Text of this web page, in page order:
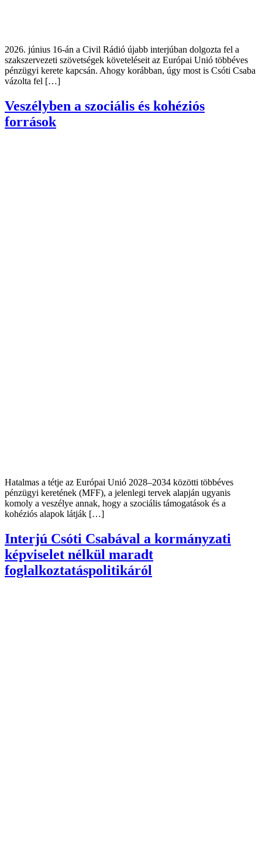
2026. június 16-án a Civil Rádió újabb interjúban dolgozta fel a
szakszervezeti szövetségek követeléseit az Európai Unió többéves
pénzügyi kerete kapcsán. Ahogy korábban, úgy most is Csóti Csaba
vázolta fel […]
Veszélyben a szociális és kohéziós
források
Hatalmas a tétje az Európai Unió 2028–2034 közötti többéves
pénzügyi keretének (MFF), a jelenlegi tervek alapján ugyanis
komoly a veszélye annak, hogy a szociális támogatások és a
kohéziós alapok látják […]
Interjú Csóti Csabával a kormányzati
képviselet nélkül maradt
foglalkoztatáspolitikáról